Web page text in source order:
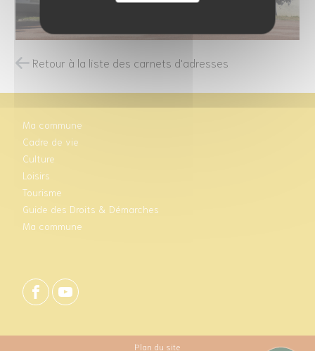
Retour à la liste des carnets d'adresses
Ma commune
Cadre de vie
Culture
Loisirs
Tourisme
Guide des Droits & Démarches
Ma commune
Plan du site